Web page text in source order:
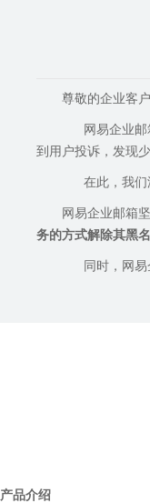
尊敬的企业客户
网易企业邮
到用户投诉，发现
在此，我们
网易企业邮箱
务的方式解除其黑名
同时，网易
产品介绍